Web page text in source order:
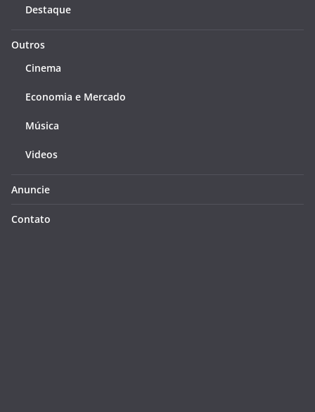
Destaque
Outros
Cinema
Economia e Mercado
Música
Videos
Anuncie
Contato